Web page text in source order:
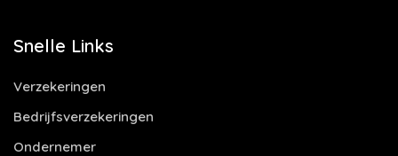
Snelle Links
Verzekeringen
Bedrijfsverzekeringen
Ondernemer